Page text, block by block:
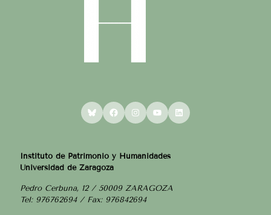
BlueskyFacebookInstagram
YouTubeLinkedIn
Instituto de Patrimonio y Humanidades
Universidad de Zaragoza
Pedro Cerbuna, 12 / 50009 ZARAGOZA
Tel: 976762694 / Fax: 976842694